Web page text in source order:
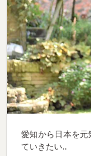
愛知から日本を
ていきたい..